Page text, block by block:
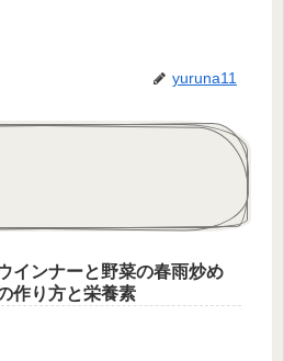
yuruna11
インナーと野菜の春雨炒め
作り方と栄養素